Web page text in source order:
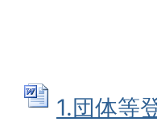
1.団体等